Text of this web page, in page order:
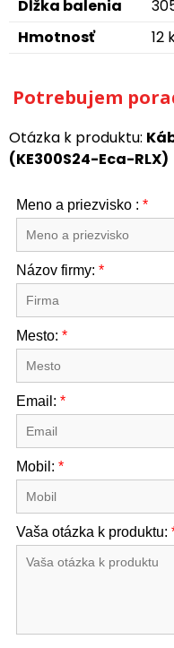
Dĺžka balenia
Hmotnosť
12
Potrebujem
Otázka k produktu:
(KE300S24-Eca-RLX)